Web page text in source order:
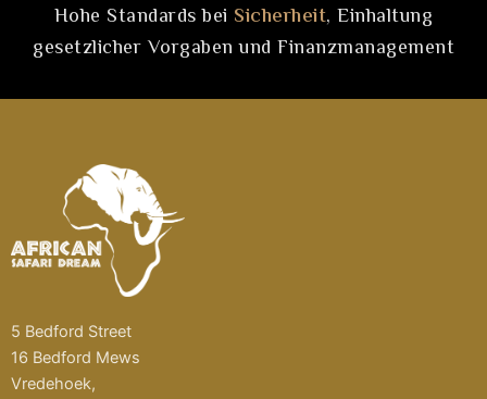
Hohe Standards bei Sicherheit, Einhaltung
gesetzlicher Vorgaben und Finanzmanagement
5 Bedford Street
16 Bedford Mews
Vredehoek,